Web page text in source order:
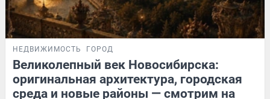
НЕДВИЖИМОСТЬ ГОРОД
Великолепный век Новосибирска:
оригинальная архитектура, городская
среда и новые районы — смотрим на